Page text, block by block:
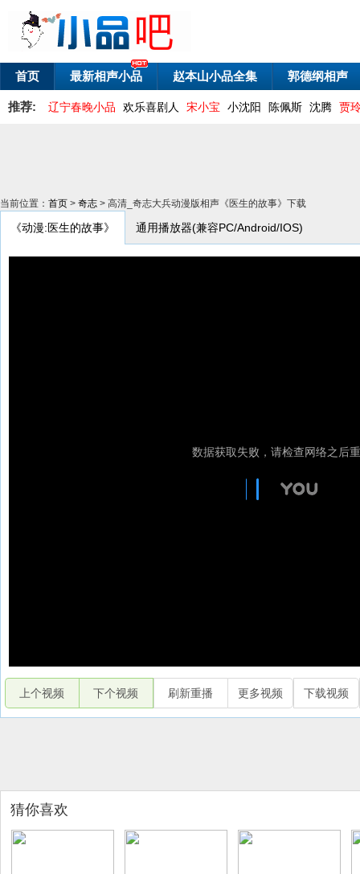
首页 最新相声小品 赵本山小品全集 郭德纲相声
推荐: 辽宁春晚小品 欢乐喜剧人 宋小宝 小沈阳 陈佩斯 沈腾 贾
当前位置： 首页 > 奇志 > 高清_奇志大兵动漫版相声《医生的故事》下载
《动漫:医生的故事》 通用播放器(兼容PC/Android/IOS)
上个视频 下个视频 刷新重播 更多视频 下载视频
猜你喜欢